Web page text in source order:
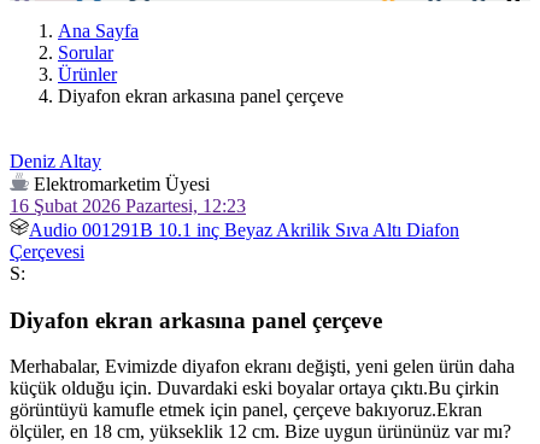
Ana Sayfa
Sorular
Ürünler
Diyafon ekran arkasına panel çerçeve
Deniz Altay
Elektromarketim Üyesi
16 Şubat 2026 Pazartesi, 12:23
Audio 001291B 10.1 inç Beyaz Akrilik Sıva Altı Diafon
Çerçevesi
S:
Diyafon ekran arkasına panel çerçeve
Merhabalar, Evimizde diyafon ekranı değişti, yeni gelen ürün daha
küçük olduğu için. Duvardaki eski boyalar ortaya çıktı.Bu çirkin
görüntüyü kamufle etmek için panel, çerçeve bakıyoruz.Ekran
ölçüler, en 18 cm, yükseklik 12 cm. Bize uygun ürününüz var mı?